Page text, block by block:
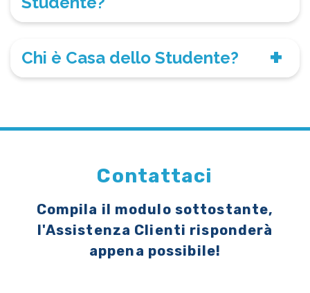
Chi è Casa dello Studente?
Contattaci
Compila il modulo sottostante,
l'Assistenza Clienti risponderà
appena possibile!